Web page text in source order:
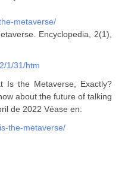
metaverse/
Encyclopedia, 2(1),
1/31/htm
Is the Metaverse, Exactly?
about the future of talking
de 2022 Véase en:
the-metaverse/